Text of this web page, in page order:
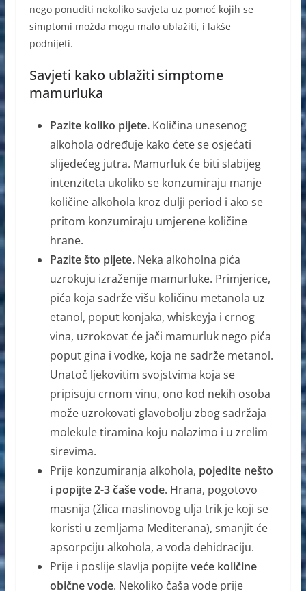
nego ponuditi nekoliko savjeta uz pomoć kojih se
simptomi možda mogu malo ublažiti, i lakše
podnijeti.
Savjeti kako ublažiti simptome
mamurluka
Pazite koliko pijete.Količina unesenog
alkohola određuje kako ćete se osjećati
slijedećeg jutra. Mamurluk će biti slabijeg
intenziteta ukoliko se konzumiraju manje
količine alkohola kroz dulji period i ako se
pritom konzumiraju umjerene količine
hrane.
Pazite što pijete.Neka alkoholna pića
uzrokuju izraženije mamurluke. Primjerice,
pića koja sadrže višu količinu metanola uz
etanol, poput konjaka, whiskeyja i crnog
vina, uzrokovat će jači mamurluk nego pića
poput gina i vodke, koja ne sadrže metanol.
Unatoč ljekovitim svojstvima koja se
pripisuju crnom vinu, ono kod nekih osoba
može uzrokovati glavobolju zbog sadržaja
molekule tiramina koju nalazimo i u zrelim
sirevima.
Prije konzumiranja alkohola, pojedite nešto
i popijte 2-3 čaše vode. Hrana, pogotovo
masnija (žlica maslinovog ulja trik je koji se
koristi u zemljama Mediterana), smanjit će
apsorpciju alkohola, a voda dehidraciju.
Prije i poslije slavlja popijteveće količine
obične vode. Nekoliko čaša vode prije